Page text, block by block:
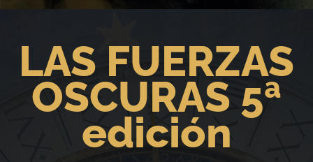
LAS FUERZAS
OSCURAS 5ª
edición